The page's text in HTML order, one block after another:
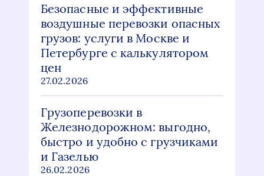
Безопасные и эффективные
воздушные перевозки опасных
грузов: услуги в Москве и
Петербурге с калькулятором
цен
27.02.2026
Грузоперевозки в
Железнодорожном: выгодно,
быстро и удобно с грузчиками
и Газелью
26.02.2026